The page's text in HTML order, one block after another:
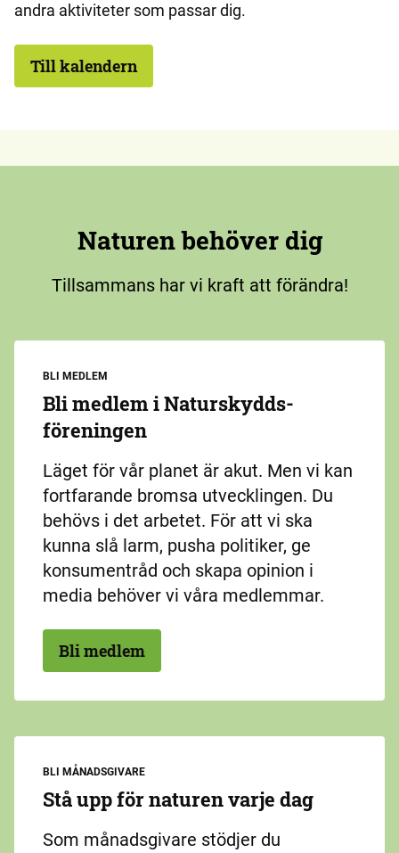
andra aktiviteter som passar dig.
Till kalendern
Naturen behöver dig
Tillsammans har vi kraft att förändra!
BLI MEDLEM
Bli medlem i Naturskydds­
föreningen
Läget för vår planet är akut. Men vi kan
fortfarande bromsa utvecklingen. Du
behövs i det arbetet. För att vi ska
kunna slå larm, pusha politiker, ge
konsumentråd och skapa opinion i
media behöver vi våra medlemmar.
Bli medlem
BLI MÅNADSGIVARE
Stå upp för naturen varje dag
Som månadsgivare stödjer du